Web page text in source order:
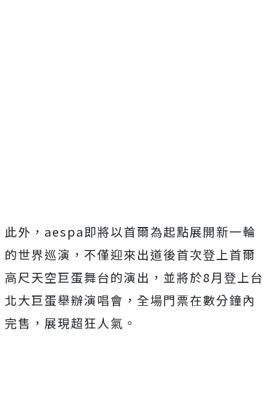
此外， aespa即將以首爾為起點展開新一輪
的世界巡演， 不僅迎來出道後首次登上首爾
高尺天空巨蛋舞台的演出，並將於8月 登上台
北大巨蛋舉辦演唱會，全場門票在數分鐘內
完售， 展現超狂人氣。